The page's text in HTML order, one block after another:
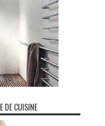
DE CUISINE